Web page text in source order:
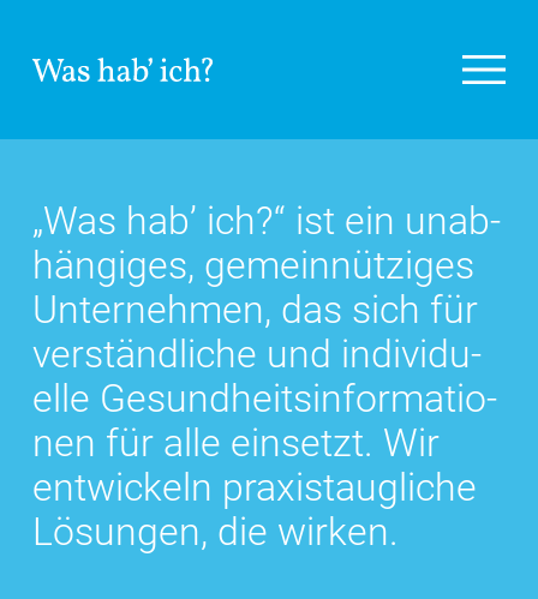
Was hab’ ich? ist ein unab­
hängiges, gemein­nütziges
Unter­nehmen, das sich für
ver­ständ­liche und in­di­vi­du­
elle Gesund­heits­in­for­ma­tio­
nen für alle einsetzt. Wir
ent­wickeln praxis­taug­liche
Lösungen, die wirken.